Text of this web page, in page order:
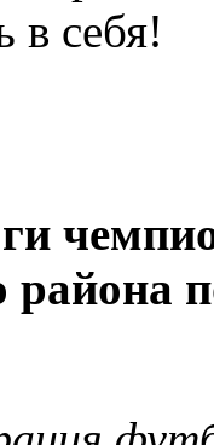
в себя!